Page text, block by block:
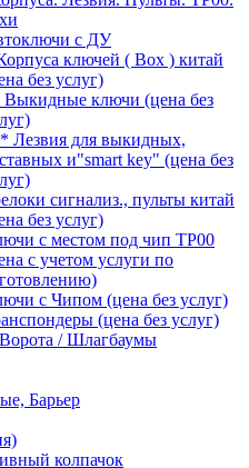
с ДУ
ключей ( Box ) китай
без услуг)
ключи (цена без
Лезвия для выкидных,
и"smart key" (цена без
сигнализ., пульты китай
без услуг)
с местом под чип TP00
с учетом услуги по
с Чипом (цена без услуг)
(цена без услуг)
/ Шлагбаумы
Барьер
колпачок